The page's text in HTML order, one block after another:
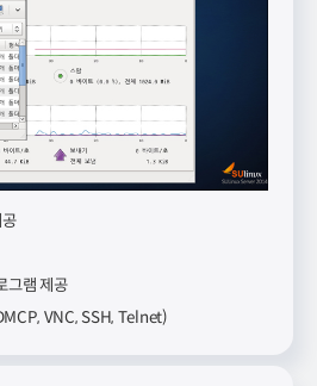
그램 제공
VNC, SSH, Telnet)